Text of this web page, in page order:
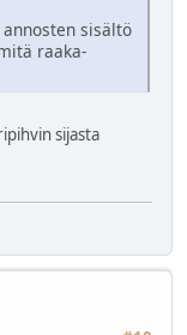
sisältö
raaka-
sijasta